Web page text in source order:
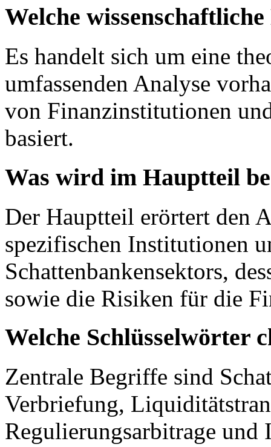
Welche
Es handelt sich um eine
umfassenden Analyse
von Finanzinstitutionen
basiert.
Was wird im Hauptteil
Der Hauptteil erörtert den
spezifischen Institutionen
Schattenbankensektors,
sowie die Risiken für die
Welche Schlüsselwörter
Zentrale Begriffe sind
Verbriefung,
Regulierungsarbitrage und